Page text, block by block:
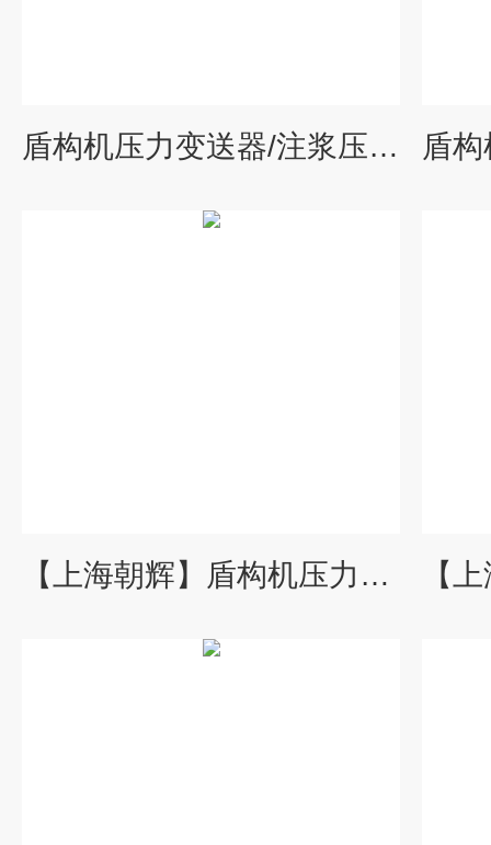
盾构机压力变送器/注浆压力变送器
【上海朝辉】盾构机压力变送器/高精度注浆压力变送器